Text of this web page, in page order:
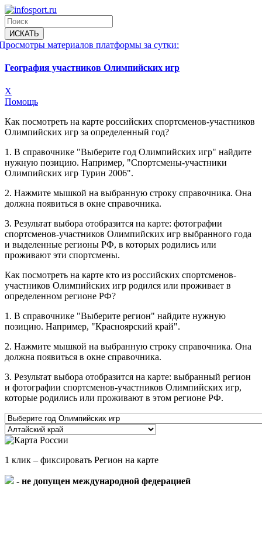
материалов платформы за сутки:
География участников Олимпийских игр
X
Помощь
Как посмотреть на карте российских спортсменов-участников
Олимпийских игр за определенный год?
1. В справочнике "Выберите год Олимпийских игр" найдите
нужную позицию. Например, "Спортсмены-участники
Олимпийских игр Турин 2006".
2. Нажмите мышкой на выбранную строку справочника. Она
должна появиться в окне справочника.
3. Результат выбора отобразится на карте: фотографии
спортсменов-участников Олимпийских игр выбранного года
и выделенные регионы РФ, в которых родились или
проживают эти спортсмены.
Как посмотреть на карте кто из российских спортсменов-
участников Олимпийских игр родился или проживает в
определенном регионе РФ?
1. В справочнике "Выберите регион" найдите нужную
позицию. Например, "Красноярский край".
2. Нажмите мышкой на выбранную строку справочника. Она
должна появиться в окне справочника.
3. Результат выбора отобразится на карте: выбранный регион
и фотографии спортсменов-участников Олимпийских игр,
которые родились или проживают в этом регионе РФ.
1 клик – фиксировать Регион на карте
- не допущен международной федерацией